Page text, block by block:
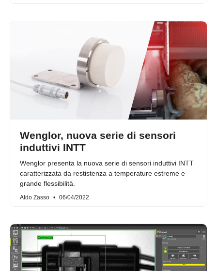
Wenglor, nuova serie di sensori
induttivi INTT
Wenglor presenta la nuova serie di sensori induttivi INTT
caratterizzata da restistenza a temperature estreme e
grande flessibilità.
Aldo Zasso 06/04/2022